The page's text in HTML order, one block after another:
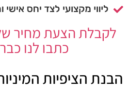
ליווי מקצועי לצד יחס אישי
לקבלת הצעת מחיר
כתבו לנו
הבנת הציפיות